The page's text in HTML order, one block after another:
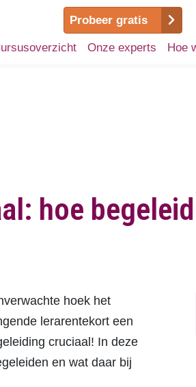
Probeer gratis
Onze experts Hoe
hoe
hoek het
lerarentekort een
cruciaal! In deze
en wat daar bij